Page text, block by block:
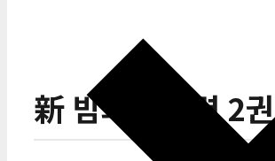
新 밤의 대통령 2권